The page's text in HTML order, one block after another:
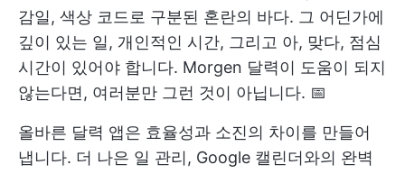
감일, 색상 코드로 구분된 혼란의 바다. 그 어딘가에
깊이 있는 일, 개인적인 시간, 그리고 아, 맞다, 점심
시간이 있어야 합니다. Morgen 달력이 도움이 되지
않는다면, 여러분만 그런 것이 아닙니다. 📅
올바른 달력 앱은 효율성과 소진의 차이를 만들어
냅니다. 더 나은 일 관리, Google 캘린더와의 완벽